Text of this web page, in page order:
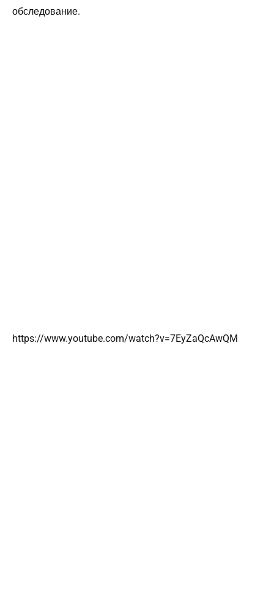
обследование.
https://www.youtube.com/watch?v=7EyZaQcAwQM